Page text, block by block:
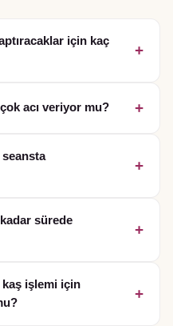
için kaç
+
acı veriyor mu? +
+
sürede
+
işlemi için
+